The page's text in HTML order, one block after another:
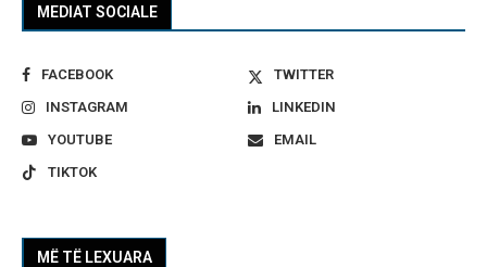
MEDIAT SOCIALE
FACEBOOK
TWITTER
INSTAGRAM
LINKEDIN
YOUTUBE
EMAIL
TIKTOK
MË TË LEXUARA